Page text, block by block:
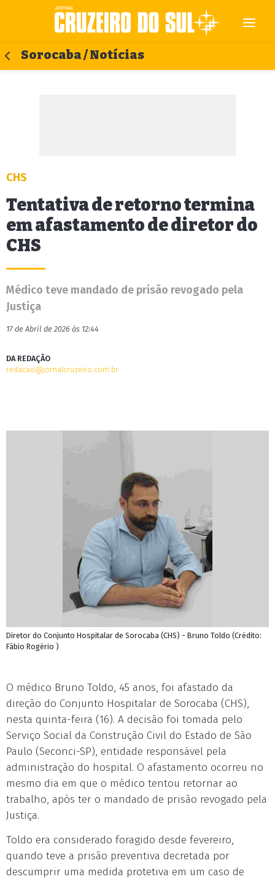
Sorocaba / Notícias
CHS
Tentativa de retorno termina
em afastamento de diretor do
CHS
Médico teve mandado de prisão revogado pela
Justiça
17 de Abril de 2026 às 12:44
DA REDAÇÃO
redacao@jornalcruzeiro.com.br
Diretor do Conjunto Hospitalar de Sorocaba (CHS) - Bruno Toldo (Crédito:
Fábio Rogério )
O médico Bruno Toldo, 45 anos, foi afastado da
direção do Conjunto Hospitalar de Sorocaba (CHS),
nesta quinta-feira (16). A decisão foi tomada pelo
Serviço Social da Construção Civil do Estado de São
Paulo (Seconci-SP), entidade responsável pela
administração do hospital. O afastamento ocorreu no
mesmo dia em que o médico tentou retornar ao
trabalho, após ter o mandado de prisão revogado pela
Justiça.
Toldo era considerado foragido desde fevereiro,
quando teve a prisão preventiva decretada por
descumprir uma medida protetiva em um caso de